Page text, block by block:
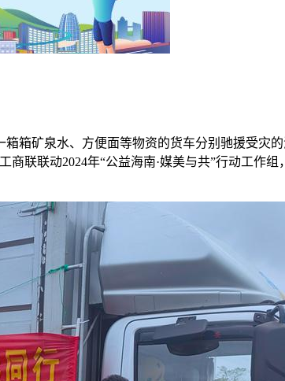
箱矿泉水、方便面等物资的货车分别驰援受灾
联联动2024年“公益海南·媒美与共”行动工作